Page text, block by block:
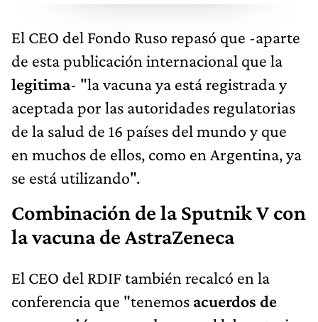
El CEO del Fondo Ruso repasó que -aparte
de esta publicación internacional que la
legitima- "la vacuna ya está registrada y
aceptada por las autoridades regulatorias
de la salud de 16 países del mundo y que
en muchos de ellos, como en Argentina, ya
se está utilizando".
Combinación de la Sputnik V con
la vacuna de AstraZeneca
El CEO del RDIF también recalcó en la
conferencia que "tenemos acuerdos de